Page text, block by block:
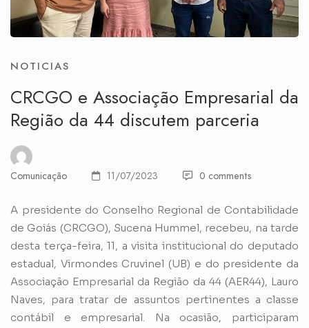
NOTICIAS
CRCGO e Associação Empresarial da
Região da 44 discutem parceria
Comunicação 11/07/2023 0 comments
A presidente do Conselho Regional de Contabilidade
de Goiás (CRCGO), Sucena Hummel, recebeu, na tarde
desta terça-feira, 11, a visita institucional do deputado
estadual, Virmondes Cruvinel (UB) e do presidente da
Associação Empresarial da Região da 44 (AER44), Lauro
Naves, para tratar de assuntos pertinentes a classe
contábil e empresarial. Na ocasião, participaram